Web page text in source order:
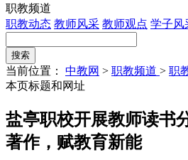
职教频道
职教动态 教师风采 教师观点 学子风
当前位置： 中教网 > 职教频道 > 职
本页标题和网址
盐亭职校开展教师读书
著作，赋教育新能